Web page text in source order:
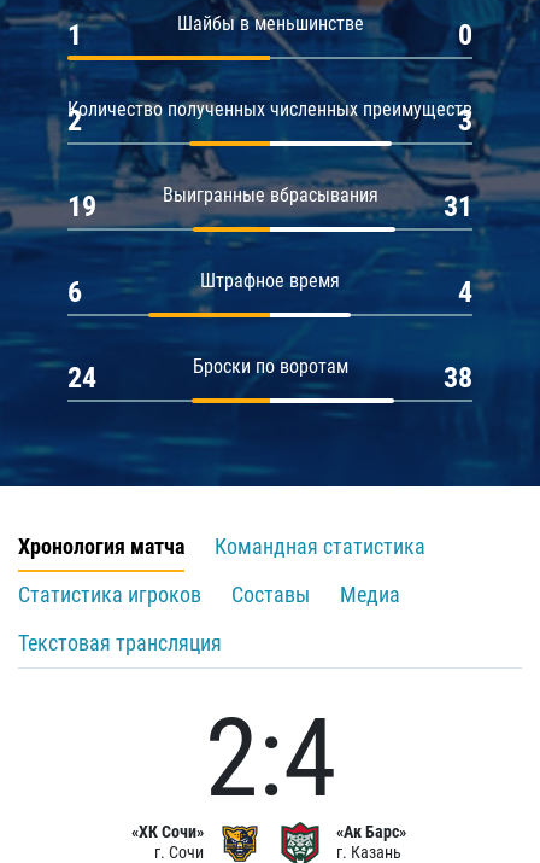
Шайбы в меньшинстве
1 0
Количество полученных численных преимуществ
2 3
Выигранные вбрасывания
19 31
Штрафное время
6 4
Броски по воротам
24 38
Хронология матча
Командная статистика
Статистика игроков
Составы
Медиа
Текстовая трансляция
«ХК Сочи»
г. Сочи
2:4
«Ак Барс»
г. Казань